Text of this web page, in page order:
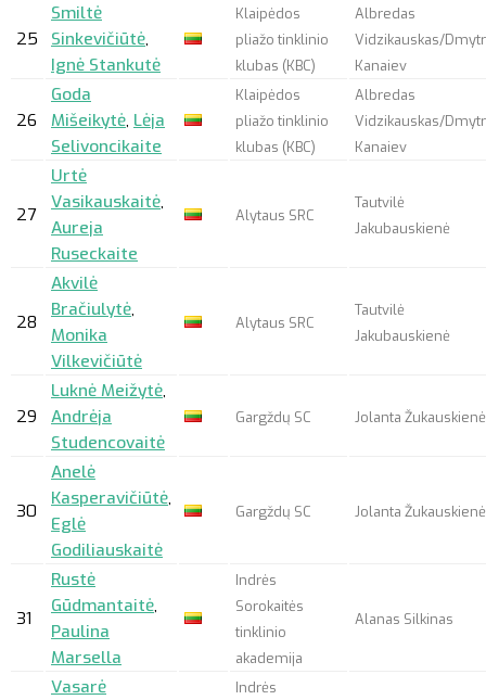
25
Smiltė
Sinkevičiūtė,
Ignė Stankutė
Klaipėdos
pliažo tinklinio
klubas (KBC)
Albredas
Vidzikauskas/
Kanaiev
26
Goda
Mišeikytė, Lėja
Selivoncikaite
Klaipėdos
pliažo tinklinio
klubas (KBC)
Albredas
Vidzikauskas/
Kanaiev
27
Urtė
Vasikauskaitė,
Aureja
Ruseckaite
Alytaus SRC
Tautvilė
Jakubauskienė
28
Akvilė
Bračiulytė,
Monika
Vilkevičiūtė
Alytaus SRC
Tautvilė
Jakubauskienė
29
Luknė Meižytė,
Andrėja
Studencovaitė
Gargždų SC Jolanta Žukauskienė
30
Anelė
Kasperavičiūtė,
Eglė
Godiliauskaitė
Gargždų SC Jolanta Žukauskienė
31
Rustė
Gūdmantaitė,
Paulina
Marsella
Indrės
Sorokaitės
tinklinio
akademija
Alanas Silkinas
Vasarė
Indrės